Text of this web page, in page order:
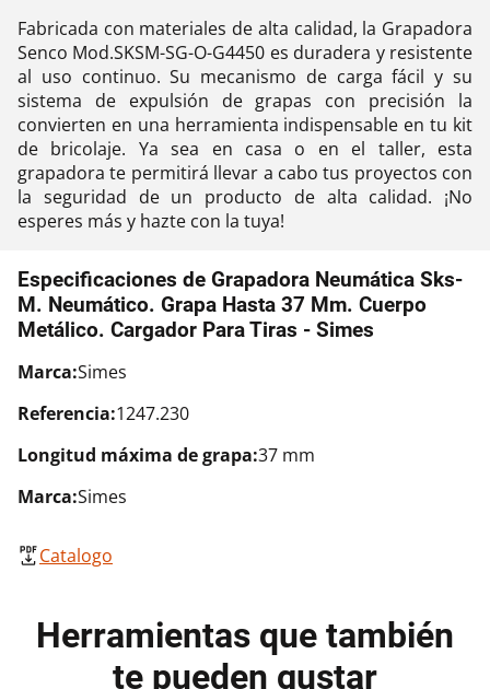
Fabricada con materiales de alta calidad, la Grapadora
Senco Mod.SKSM-SG-O-G4450 es duradera y resistente
al uso continuo. Su mecanismo de carga fácil y su
sistema de expulsión de grapas con precisión la
convierten en una herramienta indispensable en tu kit
de bricolaje. Ya sea en casa o en el taller, esta
grapadora te permitirá llevar a cabo tus proyectos con
la seguridad de un producto de alta calidad. ¡No
esperes más y hazte con la tuya!
Especificaciones de Grapadora Neumática Sks-
M. Neumático. Grapa Hasta 37 Mm. Cuerpo
Metálico. Cargador Para Tiras - Simes
Marca:Simes
Referencia:1247.230
Longitud máxima de grapa:37 mm
Marca:Simes
Catalogo
Herramientas que también
te pueden gustar